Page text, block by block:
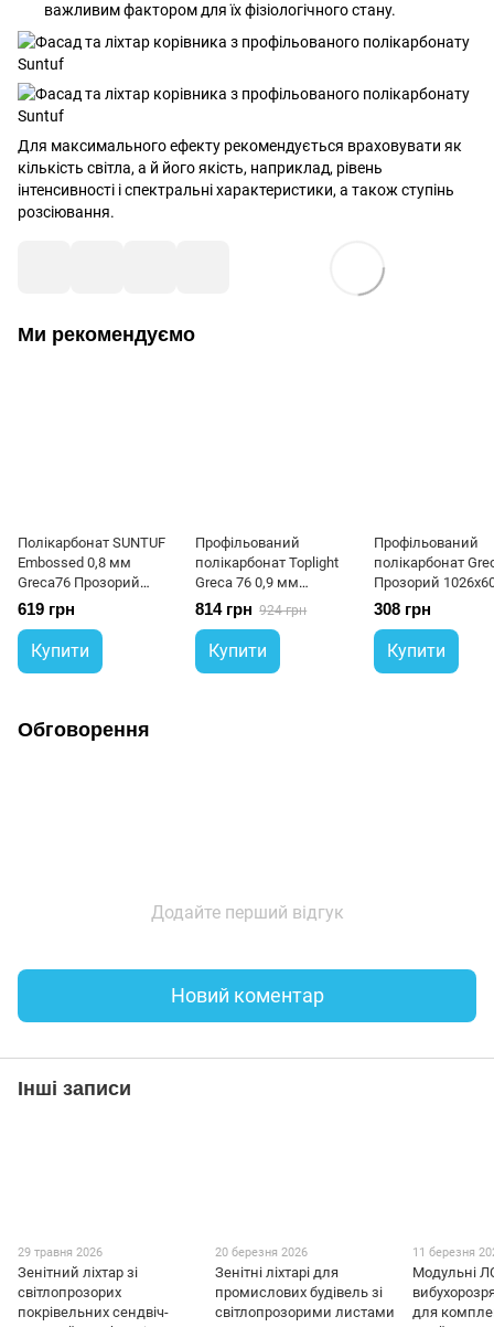
важливим фактором для їх фізіологічного стану.
Для максимального ефекту рекомендується враховувати як
кількість світла, а й його якість, наприклад, рівень
інтенсивності і спектральні характеристики, а також ступінь
розсіювання.
Ми рекомендуємо
Полікарбонат SUNTUF
Embossed 0,8 мм
Greca76 Прозорий
колотий лід 1060x6000
619 грн
Купити
Профільований
полікарбонат Toplight
Greca 76 0,9 мм
Прозорий мікропризма
1045x6000 мм
814 грн 924 грн
Купити
Профільований
полікарбонат
Прозорий
мм
308 грн
Купити
Обговорення
Додайте перший відгук
Новий коментар
Інші записи
29 травня 2026
Зенітний ліхтар зі
світлопрозорих
покрівельних сендвіч-
20 березня 2026
Зенітні ліхтарі для
промислових будівель зі
світлопрозорими листами
11 березня
Модульні
для